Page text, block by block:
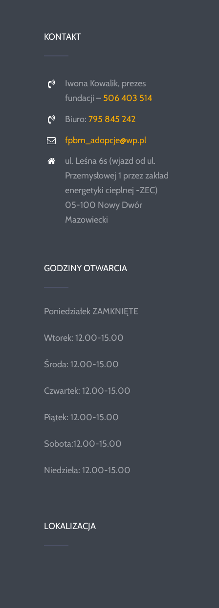
KONTAKT
Iwona Kowalik, prezes
fundacji – 506 403 514
Biuro:795 845 242
fpbm_adopcje@wp.pl
ul. Leśna 6s (wjazd od ul.
Przemysłowej 1 przez zakład
energetyki cieplnej -ZEC)
05-100 Nowy Dwór
Mazowiecki
GODZINY OTWARCIA
Poniedziałek ZAMKNIĘTE
Wtorek: 12.00-15.00
Środa: 12.00-15.00
Czwartek: 12.00-15.00
Piątek: 12.00-15.00
Sobota:12.00-15.00
Niedziela: 12.00-15.00
LOKALIZACJA